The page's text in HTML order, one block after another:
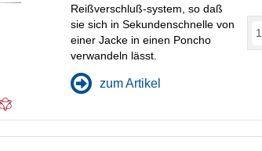
Reißverschluß-system, so daß
sie sich in Sekundenschnelle von
einer Jacke in einen Poncho
verwandeln lässt.
zum Artikel